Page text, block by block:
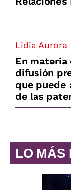
Lidia Aurora
En materia
difusión
que puede
de las
LO MÁS